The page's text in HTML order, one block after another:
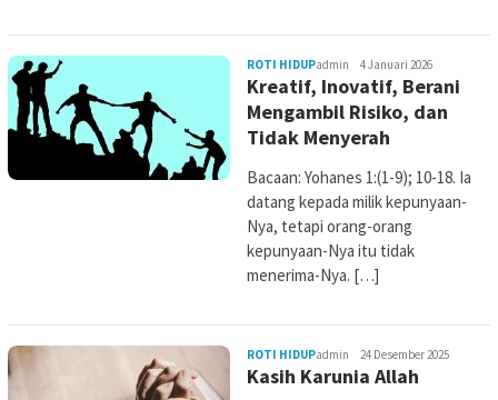
ROTI HIDUPadmin 4 Januari 2026
Kreatif, Inovatif, Berani
Mengambil Risiko, dan
Tidak Menyerah
Bacaan: Yohanes 1:(1-9); 10-18. Ia
datang kepada milik kepunyaan-
Nya, tetapi orang-orang
kepunyaan-Nya itu tidak
menerima-Nya. […]
ROTI HIDUPadmin 24 Desember 2025
Kasih Karunia Allah